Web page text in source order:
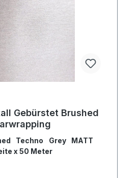
Gebürstet Brushed
x 50 Meter